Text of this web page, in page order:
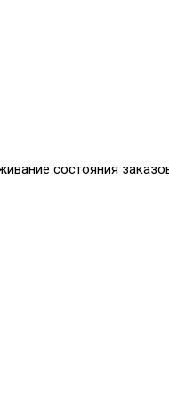
состояния